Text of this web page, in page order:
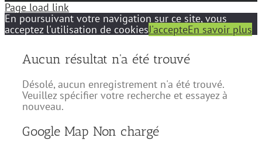
Aucun résultat n'a été trouvé
Désolé, aucun enregistrement n'a été trouvé.
Veuillez spécifier votre recherche et essayez à
nouveau.
Google Map Non chargé
Page load link
En poursuivant votre navigation sur ce site, vous
acceptez l'utilisation de cookiesJ'accepteEn savoir plus